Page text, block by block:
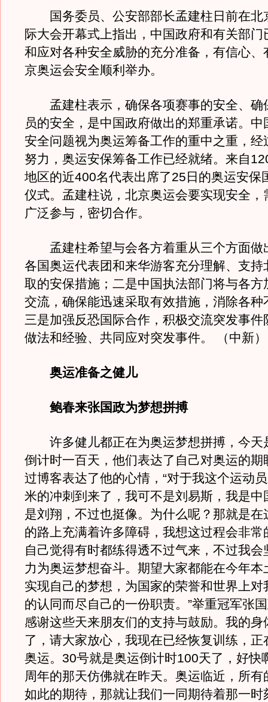
国务委员、公安部部长孟建柱日前在北
际大会开幕式上指出，中国政府和有关部门
和应对各种安全威胁的充分准备，有信心、
京奥运会安全顺利举办。
孟建柱表示，确保各项赛事的安全、确
员的安全，是中国政府做出的郑重承诺。中
安全问题视为奥运筹备工作的重中之重，经
努力，奥运安保筹备工作已经就绪。来自
地区的近400名代表出席了25日的奥运安保
仪式。孟建柱说，北京奥运会要实现安全，
广泛参与，密切合作。
孟建柱希望与会各方着重从三个方面做
各国奥运代表团和来华游客充分理解、支持
取的安保措施；二是中国执法部门将与各方
交流，确保能迅速采取有效措施，消除各种
三是加强反恐国际合作，积极交流突发事件
做法和经验、共同应对突发事件。 （中新）
奥运准备之健儿
鲍春来张国政为梦想拼搏
许多健儿都正在为奥运梦想拼搏，今天
倒计时一百天，他们表达了自己对奥运的期
过博客表达了他的心情，“对于我这个运动
米的冲刺到来了，我可不是刘易斯，我是中
是刘翔，不过也挺像。为什么呢？那就是在
的路上充满着许多障碍，我想这过程会非常
自己觉得有时都练得透不过气来，不过我会
力为奥运梦想奋斗。期望大家都能在今年本
实现自己的梦想，为国家的荣誉和世界上对
的认同而尽自己的一份职责。”举重冠军张
感谢这些天来朋友们的支持与鼓励。我的身
了，请大家放心，我现在已经恢复训练，正
奥运。30号就是奥运倒计时100天了，好快
周年的那天仿佛就在昨天。奥运临近，所有
如此的期待，那就让我们一同期待着那一时